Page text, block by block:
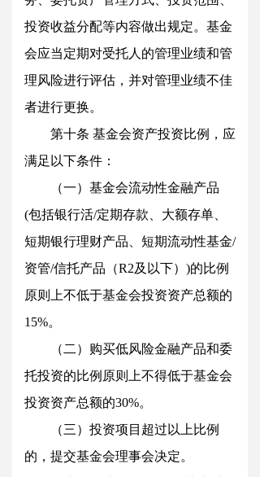
投资收益分配等内容做出规定。基金
会应当定期对受托人的管理业绩和管
理风险进行评估，并对管理业绩不佳
者进行更换。
第十条 基金会资产投资比例，应
满足以下条件：
（一）基金会流动性金融产品
(包括银行活/定期存款、大额存单、
短期银行理财产品、短期流动性基金/
资管/信托产品 （R2及以下） )的比例
原则上不低于基金会投资资产总额的
15%。
（二）购买低风险金融产品和委
托投资的比例原则上不得低于基金会
投资资产总额的30%。
（三）投资项目超过以上比例
的，提交基金会理事会决定。